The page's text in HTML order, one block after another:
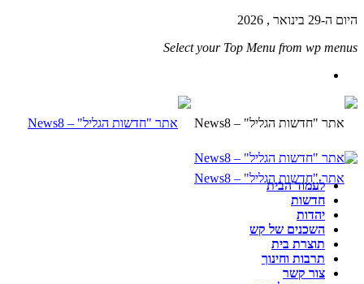
היום ה-29 בינואר , 2026
Select your Top Menu from wp menus
לעמוד הבית
חדשות
יהדות
השכנים של קש
תוצרת בית
תרבות וחינוך
צור קשר